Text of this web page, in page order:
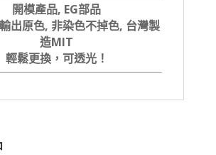
開模產品, EG部品
出原色, 非染色不掉色, 台灣製
造MIT
輕鬆更換，可透光！